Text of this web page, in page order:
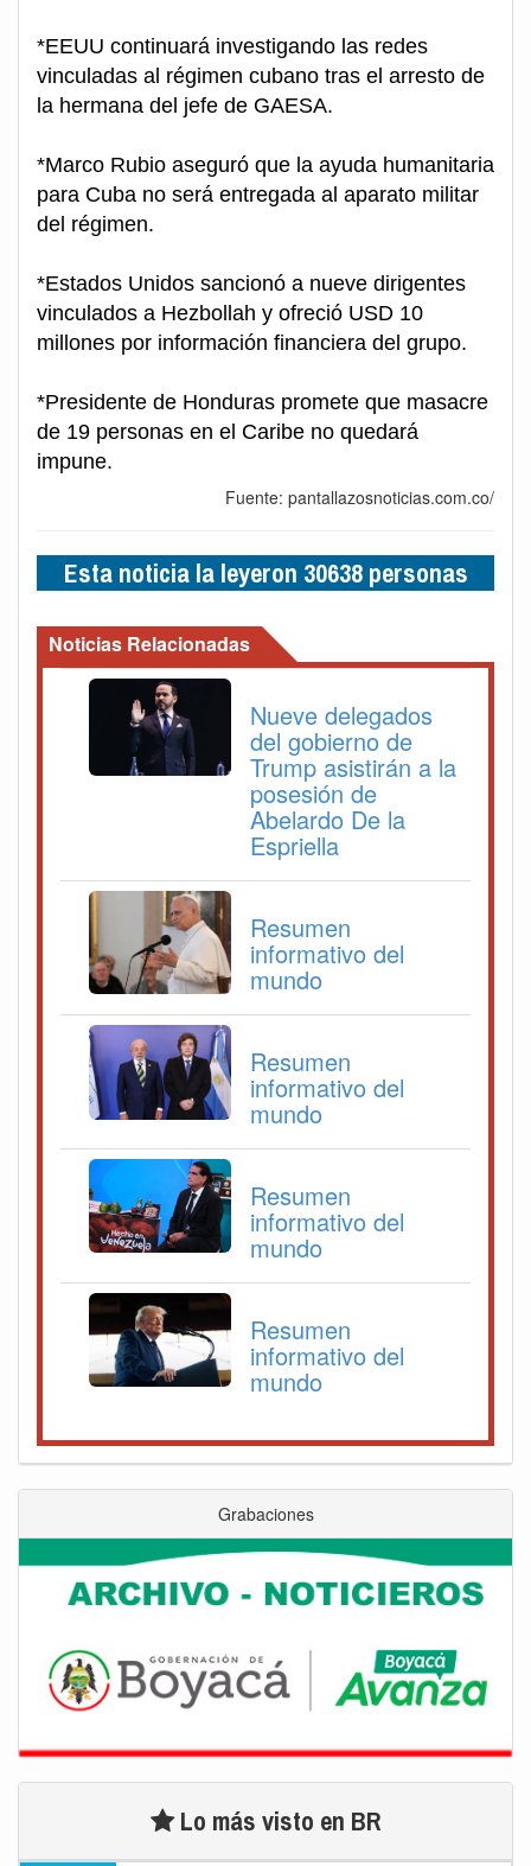
*EEUU continuará investigando las redes
vinculadas al régimen cubano tras el arresto de
la hermana del jefe de GAESA.
*Marco Rubio aseguró que la ayuda humanitaria
para Cuba no será entregada al aparato militar
del régimen.
*Estados Unidos sancionó a nueve dirigentes
vinculados a Hezbollah y ofreció USD 10
millones por información financiera del grupo.
*Presidente de Honduras promete que masacre
de 19 personas en el Caribe no quedará
impune.
Fuente: pantallazosnoticias.com.co/
Esta noticia la leyeron 30638 personas
Noticias Relacionadas
Nueve delegados
del gobierno de
Trump asistirán a la
posesión de
Abelardo De la
Espriella
Resumen
informativo del
mundo
Resumen
informativo del
mundo
Resumen
informativo del
mundo
Resumen
informativo del
mundo
Grabaciones
Lo más visto en BR